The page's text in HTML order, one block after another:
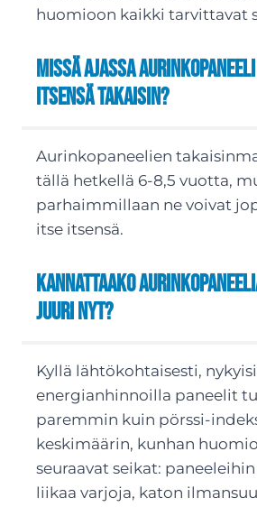
huomioon kaikki tarvittavat
Missä ajassa
itsensä takaisin?
Aurinkopaneelien
tällä hetkellä 6-8,5 vuotta,
parhaimmillaan ne voivat
itse itsensä.
Kannattaako
juuri nyt?
Kyllä lähtökohtaisesti,
energianhinnoilla paneelit
paremmin kuin pörssi-
keskimäärin, kunhan
seuraavat seikat:
liikaa varjoja, katon